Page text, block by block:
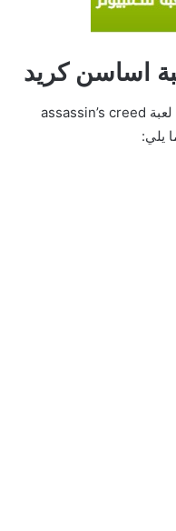
اساسن كريد
توفر بعض المواقع الهامة إمكانية تحميل لعبة assassin’s creed
يلي: